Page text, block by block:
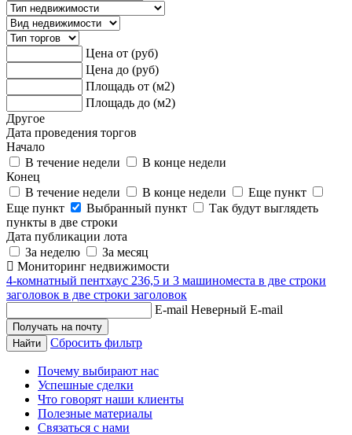
Цена от (руб)
Цена до (руб)
Площадь от (м2)
Площадь до (м2)
Другое
Дата проведения торгов
Начало
В течение недели
В конце недели
Конец
В течение недели
В конце недели
Еще пункт
Еще пункт
Выбранный пункт
Так будут выглядеть
пункты в две строки
Дата публикации лота
За неделю
За месяц
Мониторинг недвижимости
4-комнатный пентхаус 236,5 и 3 машиноместа в две строки
заголовок в две строки заголовок
E-mail Неверный E-mail
Сбросить фильтр
Почему выбирают нас
Успешные сделки
Что говорят наши клиенты
Полезные материалы
Связаться с нами